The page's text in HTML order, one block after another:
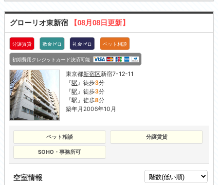
グローリオ東新宿 【08月08日更新】
分譲賃貸 敷金ゼロ 礼金ゼロ ペット相談
初期費用クレジットカード決済可能
東京都新宿区新宿7-12-11
『駅』徒歩3分
『駅』徒歩3分
『駅』徒歩8分
築年月2006年10月
ペット相談 分譲賃貸
SOHO・事務所可
空室情報